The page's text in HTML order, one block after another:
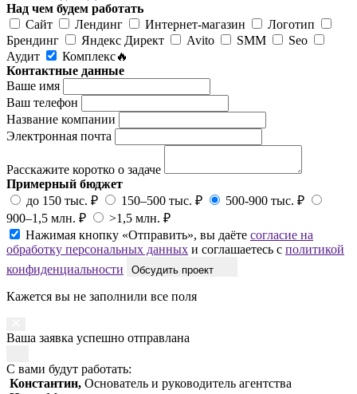
Над чем будем работать
Сайт
Лендинг Интернет-магазин
Логотип
Брендинг
Яндекс Директ Avito SMM
Seo
Аудит
Комплекс🔥
Контактные данные
Ваше имя
Ваш телефон
Название компании
Электронная почта
Расскажите коротко о задаче
Примерный бюджет
до 150 тыс. ₽
150–500 тыс. ₽
500-900 тыс. ₽
900–1,5 млн. ₽
>1,5 млн. ₽
Нажимая кнопку «Отправить», вы даёте согласие на
обработку персональных данных и соглашаетесь с политикой
конфиденциальности
Обсудить проект
Кажется вы не заполнили все поля
Ваша заявка успешно отправлана
С вами будут работать:
Константин, Основатель и руководитель агентства